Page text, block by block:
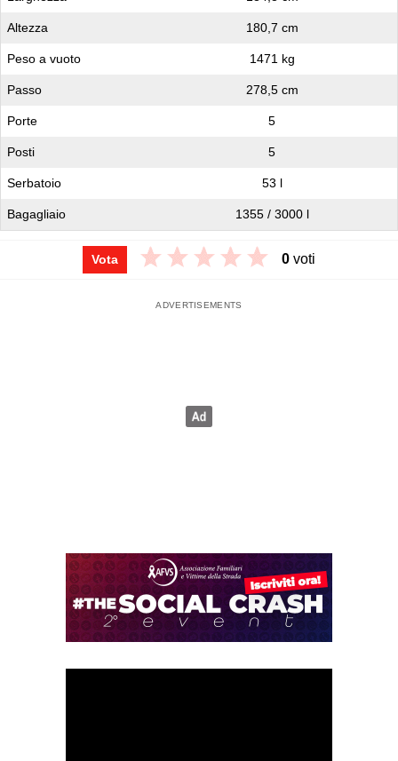
Altezza 180,7 cm
Peso a vuoto 1471 kg
Passo 278,5 cm
Porte 5
Posti 5
Serbatoio 53 l
Bagagliaio 1355 / 3000 l
Vota 0 voti